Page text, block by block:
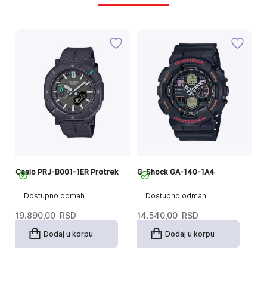
Dostupno odmah
Casio PRJ-B001-1ER Protrek
19.890,00 RSD
Dodaj u korpu
Dostupno odmah
G-Shock GA-140-1A4
14.540,00 RSD
Dodaj u korpu